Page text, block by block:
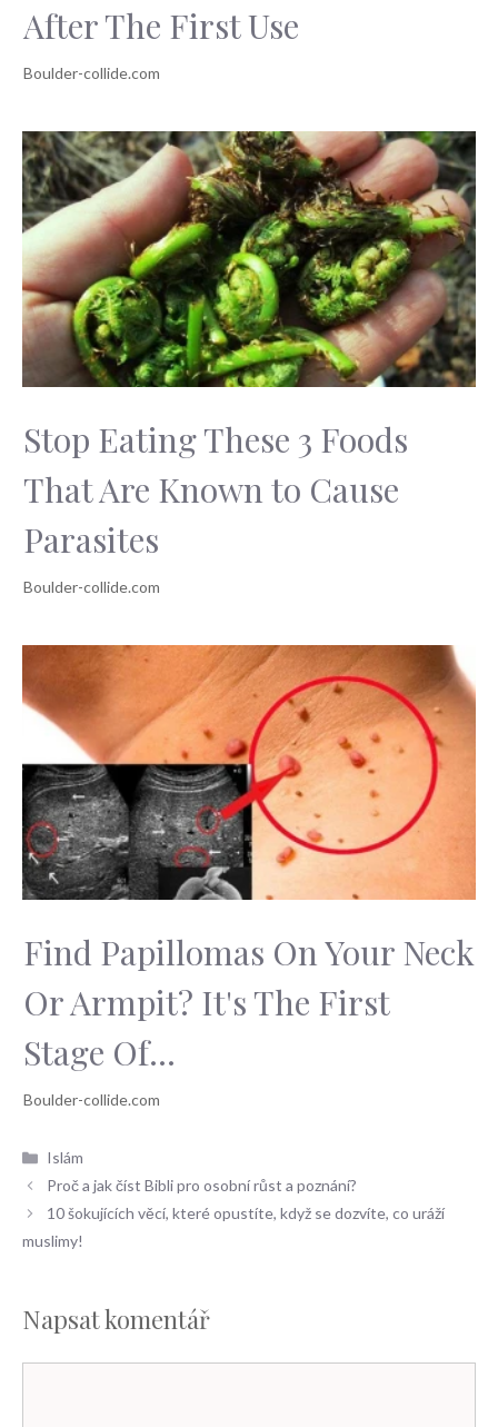
After The First Use
Stop Eating These 3 Foods
That Are Known to Cause
Parasites
Find Papillomas On Your Neck
Or Armpit? It's The First
Stage Of...
Rubriky
Islám
Proč a jak číst Bibli pro osobní růst a poznání?
10 šokujících věcí, které opustíte, když se dozvíte, co uráží
muslimy!
Napsat komentář